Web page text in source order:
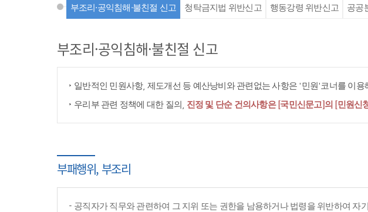
부조리·공익침해·불친절 신고 청탁금지법 위반신고 행동강령 위반신고 공공
부조리·공익침해·불친절 신고
일반적인 민원사항, 제도개선 등 예산낭비와 관련없는 사항은 '민원'코너를 이용
우리부 관련 정책에 대한 질의, 진정 및 단순 건의사항은 [국민신문고]의 [민원신
부패행위, 부조리
공직자가 직무와 관련하여 그 지위 또는 권한을 남용하거나 법령을 위반하여 자